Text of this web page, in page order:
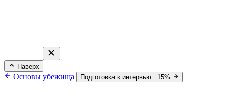
Наверх
Основы убежища Подготовка к интервью −15%